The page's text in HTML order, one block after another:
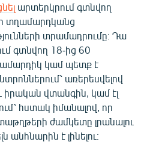
արտերկրում գտնվող
տղամարդկանց
տրամադրումը։ Դա
գտնվող 18-ից 60
կամ պետք է
առերեսվելով
իրական վտանգին, կամ էլ
հստակ իմանալով, որ
ժամկետը լրանալու
է լինելու։